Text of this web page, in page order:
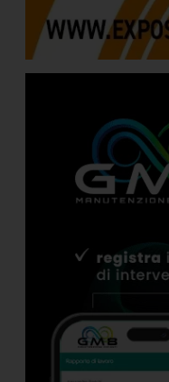
Hettich: nuovi
Soluzioni nel segno